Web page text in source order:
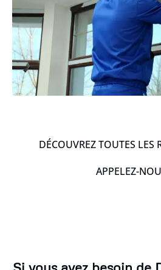
DÉCOUVREZ TOUTES LES
APPELEZ-